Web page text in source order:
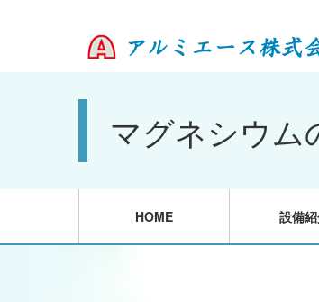
マグネシウム
HOME 設備